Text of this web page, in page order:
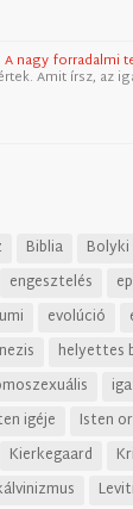
A nagy forradalmi
Amit írsz, az
Biblia
engesztelés
evolúció
helyettes
igéje Isten
Kierkegaard